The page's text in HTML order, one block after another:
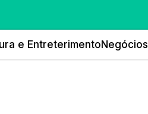
e EntreterimentoNegócios